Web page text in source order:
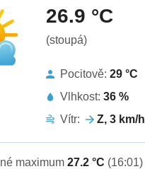
26.9 °C
(stoupá)
Pocitově: 29 °C
Vlhkost: 36 %
Vítr:
Z, 3 km/h
maximum 27.2 °C (16:01)